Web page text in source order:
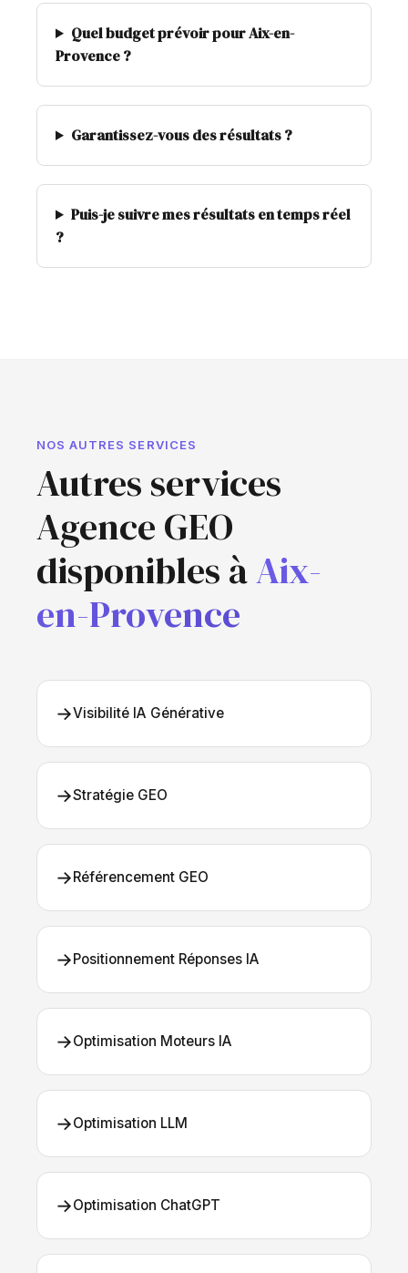
Quel budget prévoir pour Aix-en-
Provence ?
Garantissez-vous des résultats ?
Puis-je suivre mes résultats en temps réel
?
NOS AUTRES SERVICES
Autres services
Agence GEO
disponibles àAix-
en-Provence
→Visibilité IA Générative
→Stratégie GEO
→Référencement GEO
→Positionnement Réponses IA
→Optimisation Moteurs IA
→Optimisation LLM
→Optimisation ChatGPT